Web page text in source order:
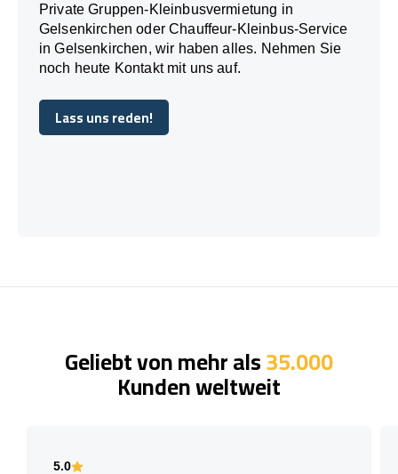
Private Gruppen-Kleinbusvermietung in
Gelsenkirchen oder Chauffeur-Kleinbus-Service
in Gelsenkirchen, wir haben alles. Nehmen Sie
noch heute Kontakt mit uns auf.
Lass uns reden!
Lass uns reden!
Geliebt von mehr als35.000
Kunden weltweit
5.0